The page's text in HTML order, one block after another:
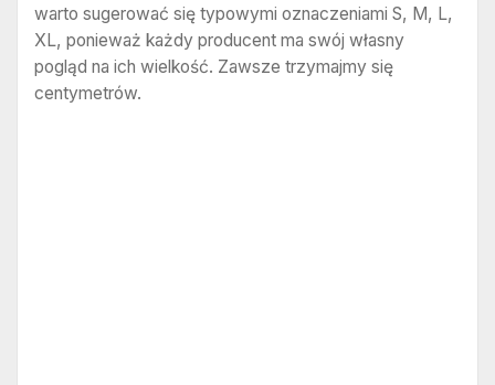
warto sugerować się typowymi oznaczeniami S, M, L,
XL, ponieważ każdy producent ma swój własny
pogląd na ich wielkość. Zawsze trzymajmy się
centymetrów.